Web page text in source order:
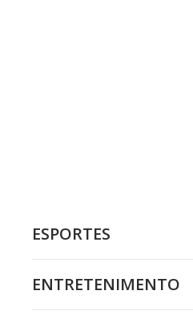
ESPORTES
ENTRETENIMENTO